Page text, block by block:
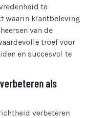
te
waarin klantbeleving
van de
troef voor
en succesvol te
als
verbeteren